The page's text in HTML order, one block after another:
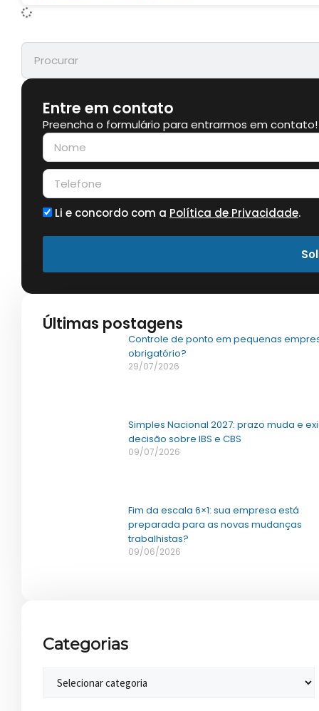
Entre em contato
Preencha o formulário para entrarmos em contato!
Li e concordo com a Política de Privacidade.
Últimas postagens
Controle de ponto em pequenas
obrigatório?
29/07/2026
Simples Nacional 2027: prazo muda e
decisão sobre IBS e CBS
09/07/2026
Fim da escala 6×1: sua empresa está
preparada para as novas mudanças
trabalhistas?
09/06/2026
Categorias